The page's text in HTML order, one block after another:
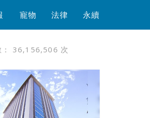
寵物 法律 永續
36,156,506 次